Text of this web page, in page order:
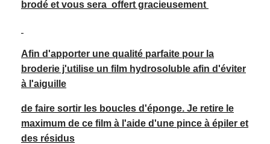
brodé et vous sera offert gracieusement
Afin d'apporter une qualité parfaite pour la
broderie j'utilise un film hydrosoluble afin d'éviter
à l'aiguille
de faire sortir les boucles d'éponge. Je retire le
maximum de ce film à l'aide d'une pince à épiler et
des résidus